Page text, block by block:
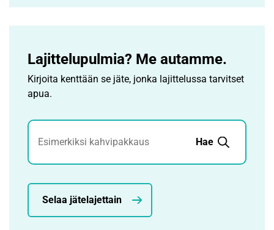
Lajittelupulmia? Me autamme.
Kirjoita kenttään se jäte, jonka lajittelussa tarvitset
apua.
Jätehaku
Hae
Selaa jätelajettain